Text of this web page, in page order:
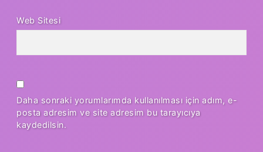
Web Sitesi
Daha sonraki yorumlarımda kullanılması için adım, e-
posta adresim ve site adresim bu tarayıcıya
kaydedilsin.